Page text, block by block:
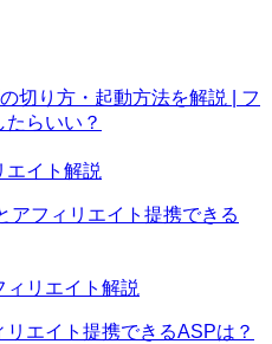
切り方・起動方法を解説 | フ
らいい？
アフィリエイト提携できる
リエイト提携できるASPは？